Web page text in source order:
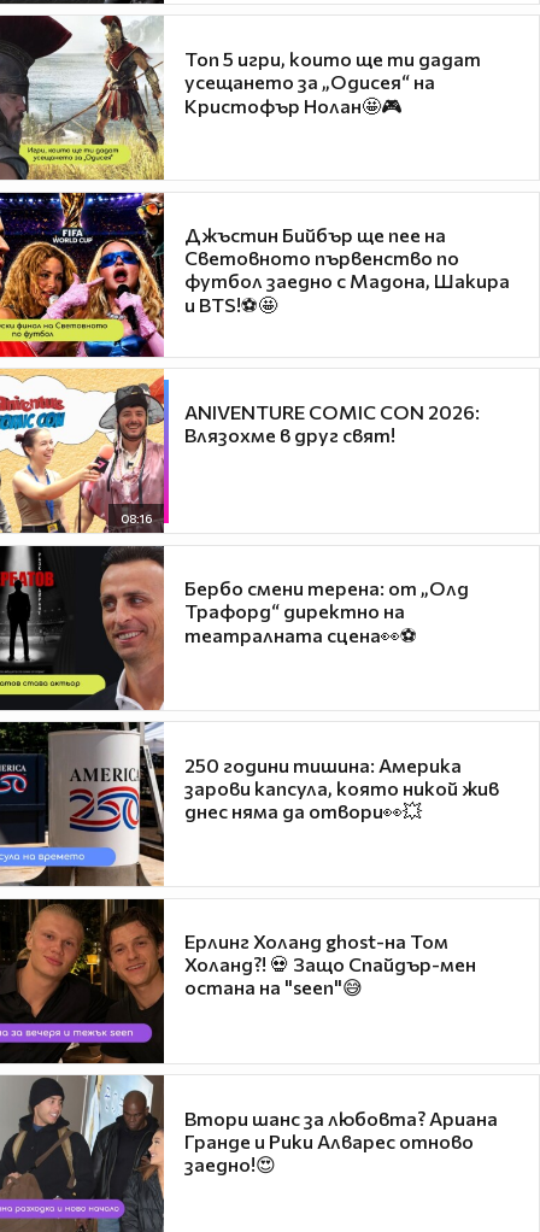
Топ 5 игри, които ще ти дадат
усещането за „Одисея“ на
Кристофър Нолан🤩🎮
Джъстин Бийбър ще пее на
Световното първенство по
футбол заедно с Мадона, Шакира
и BTS!⚽🤩
08:16
ANIVENTURE COMIC CON 2026:
Влязохме в друг свят!
Бербо смени терена: от „Олд
Трафорд“ директно на
театралната сцена👀⚽
250 години тишина: Америка
зарови капсула, която никой жив
днес няма да отвори👀💥
Ерлинг Холанд ghost-на Том
Холанд?! 💀 Защо Спайдър-мен
остана на "seen"😅
Втори шанс за любовта? Ариана
Гранде и Рики Алварес отново
заедно!😍